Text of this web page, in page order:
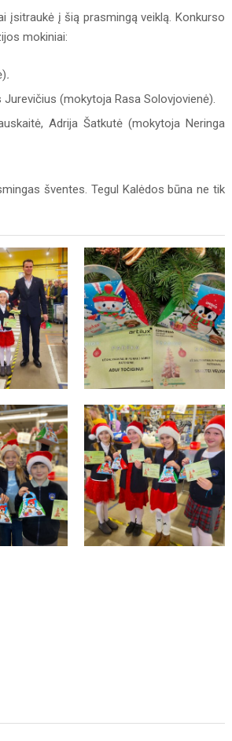
įsitraukė į šią prasmingą veiklą. Konkurso
mokiniai:
.
(mokytoja Rasa Solovjovienė).
Adrija Šatkutė (mokytoja Neringa
šventes. Tegul Kalėdos būna ne tik